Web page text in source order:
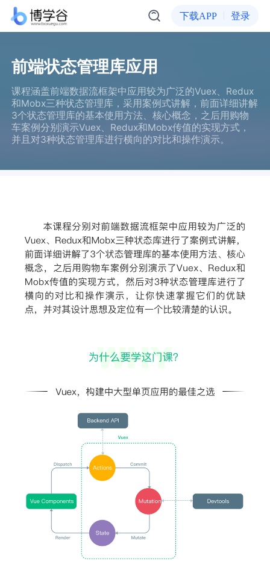
下载APP 登录
前端状态管理库应用
课程涵盖前端数据流框架中应用较为广泛的Vuex、Redux
和Mobx三种状态管理库，采用案例式讲解，前面详细讲解
3个状态管理库的基本使用方法、核心概念，之后用购物
车案例分别演示Vuex、Redux和Mobx传值的实现方式，
并且对3种状态管理库进行横向的对比和操作演示。